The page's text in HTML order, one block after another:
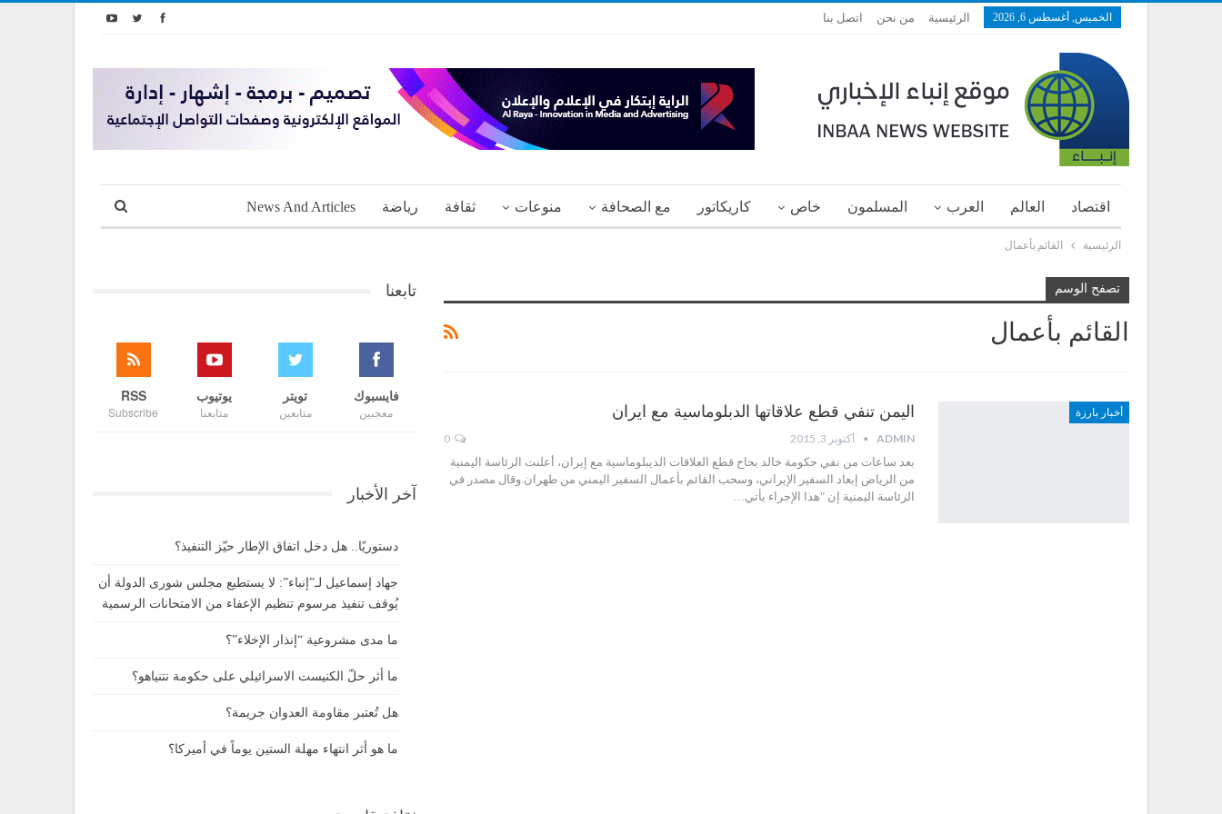
الخميس, أغسطس 6, 2026 الرئيسية من نحن اتصل بنا
اقتصاد العالم العرب المسلمون خاص كاريكاتور مع الصحافة منوعات ثقافة رياضة News And Articles
الرئيسية القائم بأعمال
تصفح الوسم
القائم بأعمال
أخبار بارزة اليمن تنفي قطع علاقاتها الدبلوماسية مع ايران
ADMIN أكتوبر 3, 2015
بعد ساعات من نفي حكومة خالد بحاح قطع العلاقات الديبلوماسية مع إيران، أعلنت الرئاسة اليمنية
من الرياض إبعاد السفير الإيراني، وسحب القائم بأعمال السفير اليمني من طهران.وقال مصدر في
الرئاسة اليمنية إن "هذا الإجراء يأتي…
تابعنا
فايسبوك
معجبين
تويتر
متابعين
يوتيوب
متابعنا
RSS
Subscribe
آخر الأخبار
دستوريًا.. هل دخل اتفاق الإطار حيّز التنفيذ؟
جهاد إسماعيل لـ”إنباء”: لا يستطيع مجلس شورى الدولة أن
يُوقف تنفيذ مرسوم تنظيم الإعفاء من الامتحانات الرسمية
ما مدى مشروعية “إنذار الإخلاء”؟
ما أثر حلّ الكنيست الاسرائيلي على حكومة نتنياهو؟
هل تُعتبر مقاومة العدوان جريمة؟
ما هو أثر انتهاء مهلة الستين يوماً في أميركا؟